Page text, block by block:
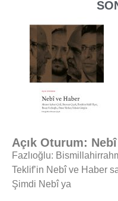
Açık Oturum:
Fazlıoğlu:
Teklif’in Nebî ve Haber
Şimdi Nebî ya